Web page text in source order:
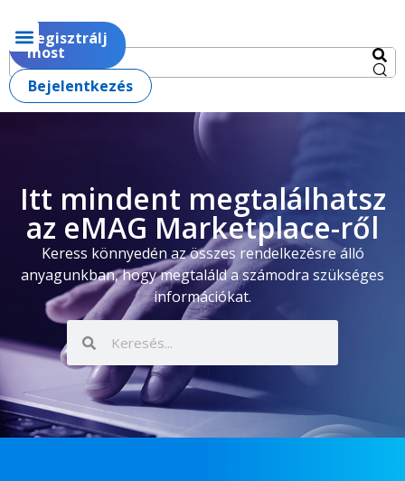
Regisztrálj
most
Bejelentkezés
Itt mindent megtalálhatsz
az eMAG Marketplace-ről
Keress könnyedén az összes rendelkezésre álló
anyagunkban, hogy megtaláld a számodra szükséges
információkat.